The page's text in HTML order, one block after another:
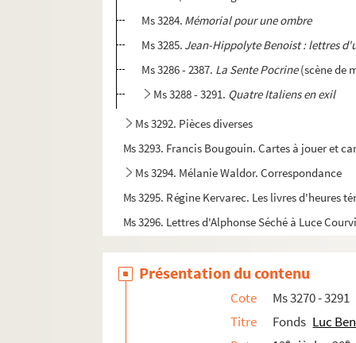
Ms 3284. Mémorial pour une ombre
Ms 3285. Jean-Hippolyte Benoist : lettres
Ms 3286 - 2387. La Sente Pocrine(scène de
Ms 3288 - 3291. Quatre Italiens en exil
Ms 3292. Pièces diverses
Ms 3293. Francis Bougouin. Cartes à jouer et
Ms 3294. Mélanie Waldor. Correspondance
Ms 3295. Régine Kervarec. Les livres d'heures
Ms 3296. Lettres d'Alphonse Séché à Luce
Ms 3298. Lettres d'Eloi Guitteny à Luce
Ms 3299. Lettres diverses et autres pièces
Ms 3300. Dossier François-Antoine de Boissy
Présentation du contenu
Cote
Ms 3270 - 3291
Titre
Fonds Luc